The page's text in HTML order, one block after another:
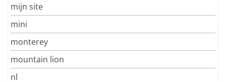
mijn site
mini
monterey
mountain lion
nl